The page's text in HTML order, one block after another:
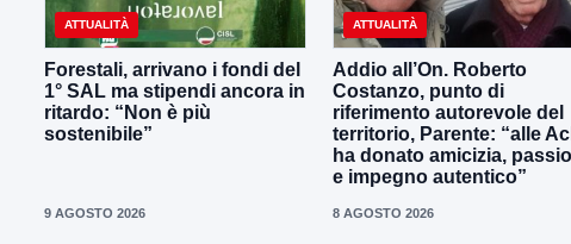
ATTUALITÀ
Forestali, arrivano i fondi del
1° SAL ma stipendi ancora in
ritardo: “Non è più
sostenibile”
9 AGOSTO 2026
ATTUALITÀ
Addio all’On. Roberto
Costanzo, punto di
riferimento autorevole del
territorio, Parente: “alle
ha donato amicizia,
e impegno autentico”
8 AGOSTO 2026